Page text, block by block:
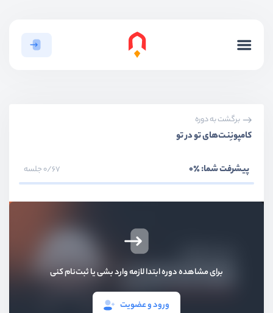
برگشت به دوره
کامپونِنت‌‌های تو در تو
پیشرفت شما:٪0 0/67 جلسه
برای مشاهده دوره ابتدا لازمه وارد بشی یا ثبت‌نام کنی
ورود و عضویت
بخش اول معرفی livewire
بخش سوم کامپونِنت‌ها
کار با فرم‌ها